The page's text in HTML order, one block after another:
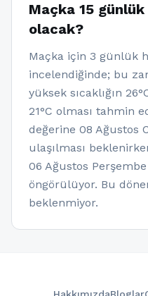
Maçka 15
olacak?
Maçka için 3 günlük
incelendiğinde; bu
yüksek sıcaklığın
21°C olması tahmin
değerine 08 Ağustos
ulaşılması
06 Ağustos
öngörülüyor. Bu
beklenmiyor.